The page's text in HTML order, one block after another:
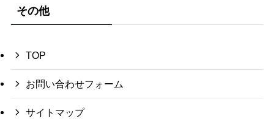
その他
TOP
お問い合わせフォーム
サイトマップ